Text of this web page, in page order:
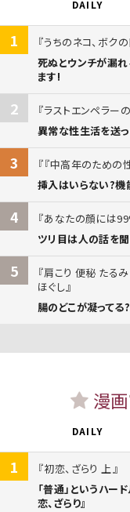
DAILY
1
うちのネコ、ボク
死ぬとウンチが漏
ます!
2
ラストエンペラー
異常な性生活を送
3
『中高年のための
挿入はいらない?機
4
あなたの顔には
ツリ目は人の話を
5
肩こり 便秘 たる
ほぐし
腸のどこが凝ってる
漫画
DAILY
1
初恋、ざらり 上
「普通」というハー
恋、ざらり』